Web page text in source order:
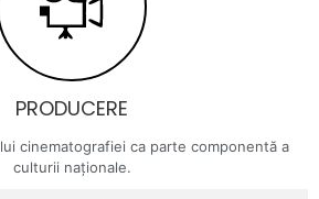
PRODUCERE
cinematografiei ca parte componentă a
culturii naționale.